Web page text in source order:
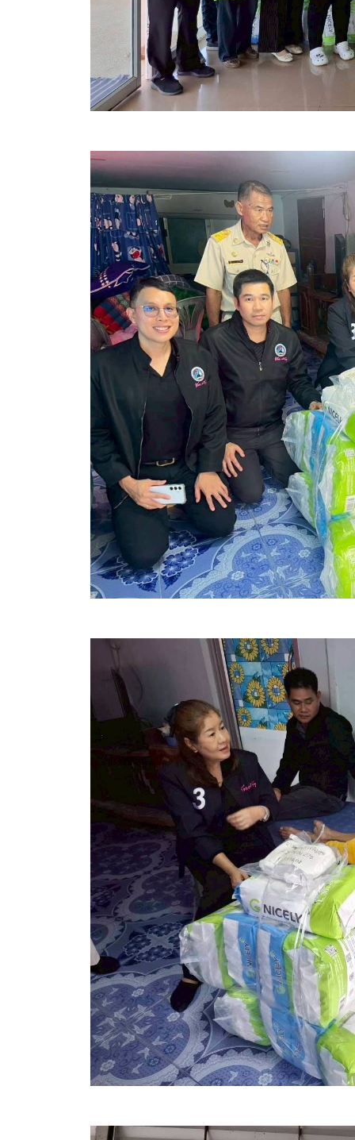
เปลี่ยนแปลงประกาศเชิญชวน
ประกาศขายทอดตลาดทรัพย์สินประจำปี
ประกาศกำหนดอายุการใช้งานของสินทรัพย์ขององ
คู่มือการปฏิบัติงานฝ่ายทะเบียนพัสดุและทรัพย์สิน
การประเมินความพึงพอใจของการดำเนินงาน อบจ.
ขั้นตอนและวิธีการชำระภาษีฯ
แบบฟอร์มการชำระภาษีฯ
การบริการแบบเบ็ดเสร็จ (One Stop Service)
หนังสือสั่งการ
สรุปผลการปฏิบัติงานประจำเดือน GPS
ระเบียบพัสดุฯ การจัดซื้อจัดจ้าง
การเสริมสร้างคุณธรรมจริยธรรม
ITA : การประเมินคุณธรรมและความโปร่งใสในการ
การจัดการความรู้ (KM)
ข้อระเบียบและกฎหมาย
มาตรฐานการปฏิบัติงาน
แผนพัฒนาท้องถิ่น ของอบจ.สุพรรณบุรี
ข้อบัญญัติงบประมาณรายจ่ายประจำปี ของ อบจ.สุ
ข้อบัญญัติอื่นๆ ของ อบจ.สุพรรณบุรี
รายงานการประชุมสภา อบจ.สุพรรณบุรี
รายงานรายรับรายจ่าย อบจ.สุพรรณบุรี
รายงานการติดตามและประเมินผลแผนพัฒนาท้อง
สรุปผลการประเมินความพึงพอใจ
ระบบสืบค้นข้อมูล ประกาศ ก.จ.จ. สุพรรณบุรี (พ.ศ